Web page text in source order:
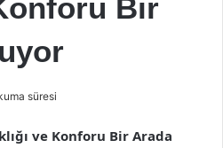
Bir
süresi
ve Konforu Bir Arada